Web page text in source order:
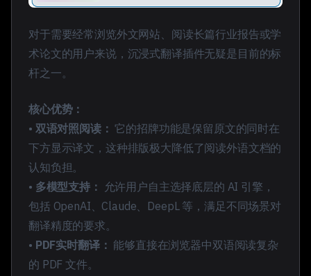
对于需要经常浏览外文网站、阅读长篇行业报告或学
术论文的用户来说，沉浸式翻译插件无疑是目前的标
杆之一。
核心优势：
• 双语对照阅读： 它的招牌功能是保留原文的同时在
下方显示译文，这种排版极大降低了阅读外语文档的
认知负担。
• 多模型支持： 允许用户自主选择底层的 AI 引擎，
包括 OpenAI、Claude、DeepL 等，满足不同场景对
翻译精度的要求。
• PDF实时翻译： 能够直接在浏览器中双语阅读复杂
的 PDF 文件。